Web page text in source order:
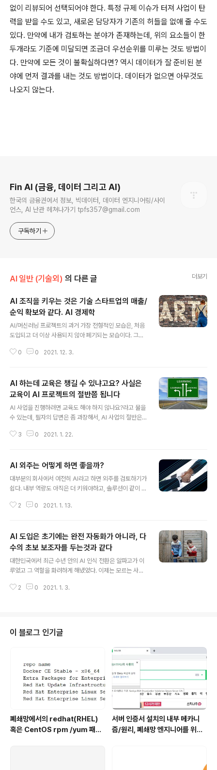
없이 리뷰되어 선택되어야 한다. 특정 규제 이슈가 터져 사업이 탄
력을 받을 수도 있고, 새로온 담당자가 기존의 허들을 없애 줄 수도
있다. 만약에 내가 검토하는 분야가 존재하는데, 위의 요소들이 한
두개라도 기준에 미달되면 조금더 우선순위를 미루는 것도 방법이
다. 만약에 모든 것이 불확실하다면? 역시 데이터가 잘 준비된 분
야에 먼저 결과를 내는 것도 방법이다. 데이터가 없으면 아무것도
나오지 않는다.
Fin AI (금융, 데이터 그리고 AI)
한국의 금융권에서 정보, 빅데이터, 데이터 엔지니어링/사이
언스, AI 난관 헤쳐나가기 tpfs357@gmail.com
구독하기
AI 일반 (기술외) 의 다른 글 더보기
AI 조직을 키우는 것은 기술 스타트업의 매출/
순익 확보와 같다. AI 경제학
AI/머신러닝 프로젝트의 과거 가장 전형적인 모습은, 처음
도입되고 더 이상 사용되지 않아 폐기되는 모습이다. 그리
정을 전체로 살펴보면 기술 스타트업이 살아남는 과정과
는 길을 밟아 프로젝트가 사라진다. 그렇다. 분야 선택이 잘
못되는 경우가 많다. 사실 이 비판은 대개 결과론적이라 좀
서운할 수도 있겠다. 하지만 어쩌면 명확해 보이는 안좋은
경제성에도, 시도된 프로젝트들도 있다. 즉, 일반적인 rule
base와 다르게 데이터 관리 및 재학습, 모호함의 오버헤
드를 지닌 AI의 특성을 미리 충분히 고려하지 못한 것이다.
0 0 2021. 12. 3.
AI 하는데 교육은 챙길 수 있냐고요? 사실은
교육이 AI 프로젝트의 절반쯤 됩니다
AI 사업을 진행하려면 교육도 해야 하지 않나요?라고 물을
수 있는데, 필자의 답변은 좀 과장해서, AI 사업의 절반은
재 대부분의 기업은 AI 도입의 초기이다. 사실은 AI 기술을
곳은 없다. 글로벌 기업에서도 이 AI 기술을 어떻게 하면 더
욱 전파할 수 있을지 고민한 것도 몇 년 되지 않고 지금도
그 일은 진행 중일 뿐이다. 그 누구도 성숙한 상황에 있지
바뀌고 있는 기술 덕에 조금만 시간이 지나면 다시 초보자
3 0 2021. 1. 22.
AI 외주는 어떻게 하면 좋을까?
대부분의 회사에서 여전히 AI라고 하면 외주를 검토하기가
쉽다. 내부 역량도 아직은 더 키워야하고, 솔루션이 같이 들
기 때문이다. 그리고 단언하겐데 이미 많은 회사들이 벌써
등 과거에도 AI프로젝트와 유사한 성격의 프로젝트가 있었
을 것이다. 이렇듯 AI 프로젝트 외주는 생각보다 흔하게 진
행되어 왔으며 앞으로 진행될 일이다. 그런데 어떻게 접근
하면 좋을까? 맨 먼저 가장 중요한 것은 두 가지라고 생각
한다. 바로 지속 가능하도록 하는 것과 그 지속 가능함이 비
즈니스 가치를 지녀야 한다는 것이다. 이러한 기준 하에 모
2 0 2021. 1. 13.
AI 도입은 초기에는 완전 자동화가 아니라, 다
수의 초보 보조자를 두는것과 같다
대한민국에서 최근 수년 안의 AI 인식 전환은 알파고가 이
루었고 그 역할을 화려하게 해냈었다. 이제는 모르는 사람
다 바둑을 더 잘하는 AI로서 당당하게 등장한 것이다. 알파
준 이벤트였다. 그러나 이 알파고의 부작용도 만만치 않는
데, 바로 AI에 대한 여러가지 환상이다. 바로 머신러닝이 기
술이 기업에 적용되었을 때 곧바로 완전 자동화를 꿈꾸는
될 수 있는 머신러닝/딥러닝의 한계는 대개 비슷비슷하다
고 생각한다. 전략적으로 데이터를 모아 ..
2 0 2021. 1. 3.
이 블로그 인기글
폐쇄망에서의 redhat(RHEL)
혹은 CentOS rpm /yum 패키
서버 인증서 설치의 내부 메카니
즘/원리, 폐쇄망 엔지니어를 위한